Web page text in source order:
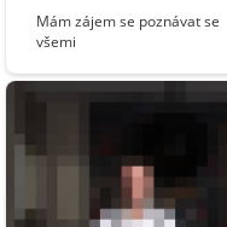
Mám zájem se poznávat se
všemi